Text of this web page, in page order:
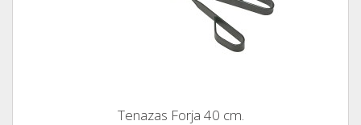
Tenazas Forja 40 cm.